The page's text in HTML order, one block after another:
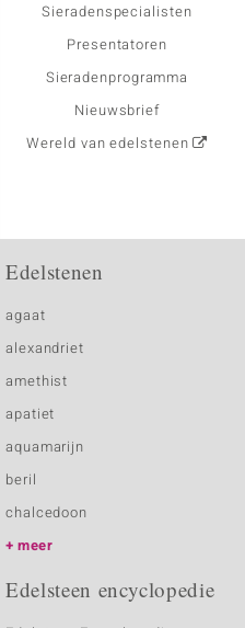
Sieradenspecialisten
Presentatoren
Sieradenprogramma
Nieuwsbrief
Wereld van edelstenen
Edelstenen
agaat
alexandriet
amethist
apatiet
aquamarijn
beril
chalcedoon
meer
Edelsteen encyclopedie